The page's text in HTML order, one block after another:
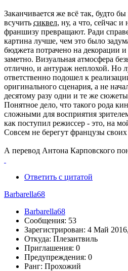
Заканчивается же всё так, будто
всучить сиквел, ну, а что, сейчас
франшизу превращают. Ради
картина лучше, чем это было
бюджета потрачено на декорации
заметно. Визуальная атмосфера
отлично, и антураж неплохой. Но
ответственно подошел к
оригинального сценария, а не
десятому разу одни и те же
Понятное дело, что такого рода
сложными для восприятия
как поступил режиссер - это, на
Совсем не берегут французы своих
А перевод Антона Карповского
Ответить с цитатой
Barbarella68
Barbarella68
Сообщения: 53
Зарегистрирован: 4 Май
Откуда: Плезантвиль
Приглашения: 0
Предупреждения: 0
Ранг: Прохожий